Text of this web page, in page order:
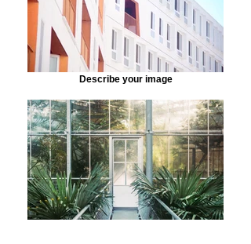
Describe your image